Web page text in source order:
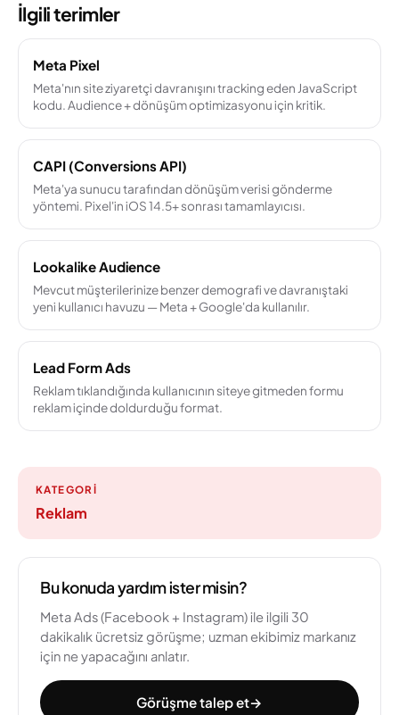
İlgili terimler
Meta Pixel
Meta'nın site ziyaretçi davranışını tracking eden JavaScript
kodu. Audience + dönüşüm optimizasyonu için kritik.
CAPI (Conversions API)
Meta'ya sunucu tarafından dönüşüm verisi gönderme
yöntemi. Pixel'in iOS 14.5+ sonrası tamamlayıcısı.
Lookalike Audience
Mevcut müşterilerinize benzer demografi ve davranıştaki
yeni kullanıcı havuzu — Meta + Google'da kullanılır.
Lead Form Ads
Reklam tıklandığında kullanıcının siteye gitmeden formu
reklam içinde doldurduğu format.
KATEGORI
Reklam
Bu konuda yardım ister misin?
Meta Ads (Facebook + Instagram) ile ilgili 30
dakikalık ücretsiz görüşme; uzman ekibimiz markanız
için ne yapacağını anlatır.
Görüşme talep et→